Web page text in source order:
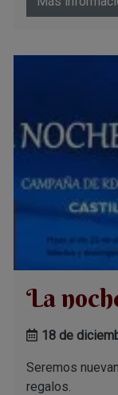
La
18 de
Seremos
regalos.